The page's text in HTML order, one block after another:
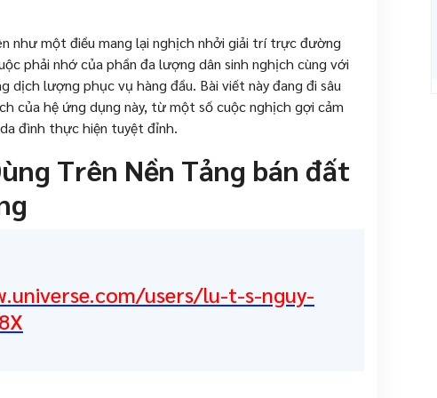
như một điều mang lại nghịch nhởi giải trí trực đường
phải nhớ của phần đa lượng dân sinh nghịch cùng với
dịch lượng phục vụ hàng đầu. Bài viết này đang đi sâu
của hệ ứng dụng này, từ một số cuộc nghịch gợi cảm
đình thực hiện tuyệt đỉnh.
Trên Nền Tảng bán đất
users/lu-t-s-nguy-